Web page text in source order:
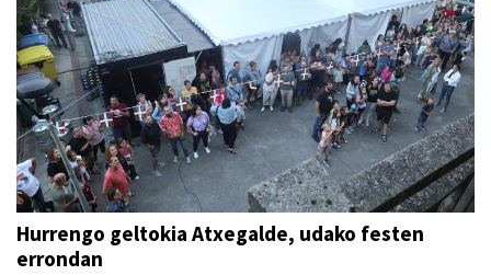
Hurrengo geltokia Atxegalde, udako festen
errondan